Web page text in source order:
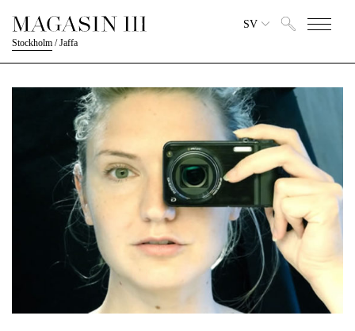
Stockholm /Jaffa
SV